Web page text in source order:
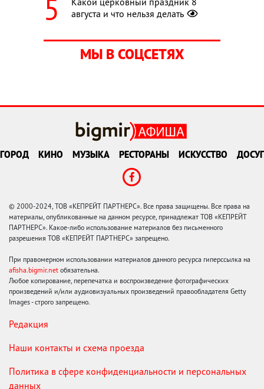
августа и что нельзя делать
МЫ В СОЦСЕТЯХ
ГОРОД КИНО МУЗЫКА РЕСТОРАНЫ ИСКУССТВО ДОСУГ
© 2000-2024, ТОВ «КЕПРЕЙТ ПАРТНЕРС». Все права защищены. Все права на
материалы, опубликованные на данном ресурсе, принадлежат ТОВ «КЕПРЕЙТ
ПАРТНЕРС». Какое-либо использование материалов без письменного
разрешения ТОВ «КЕПРЕЙТ ПАРТНЕРС» запрещено.
При правомерном использовании материалов данного ресурса гиперссылка на
afisha.bigmir.net обязательна.
Любое копирование, перепечатка и воспроизведение фотографических
произведений и/или аудиовизуальных произведений правообладателя Getty
Images - строго запрещено.
Редакция
Наши контакты и схема проезда
Политика в сфере конфиденциальности и персональных
данных